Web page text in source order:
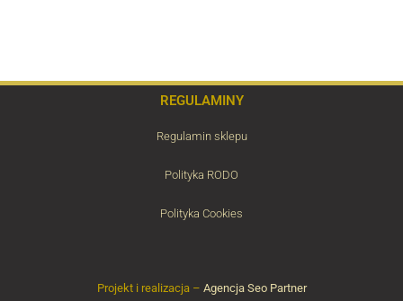
REGULAMINY
Regulamin sklepu
Polityka RODO
Polityka Cookies
Projekt i realizacja – Agencja Seo Partner